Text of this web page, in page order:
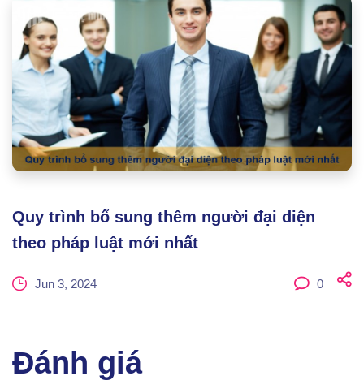
Quy trình bổ sung thêm người đại diện
theo pháp luật mới nhất
Jun 3, 2024 0
Đánh giá